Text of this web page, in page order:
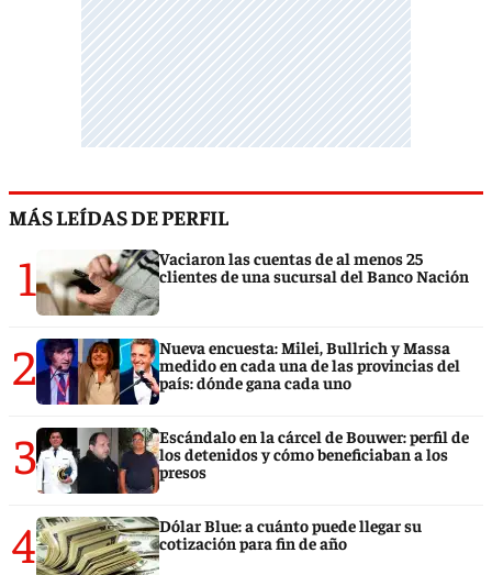
MÁS LEÍDAS DE PERFIL
1
Vaciaron las cuentas de al menos 25
clientes de una sucursal del Banco Nación
2
Nueva encuesta: Milei, Bullrich y Massa
medido en cada una de las provincias del
país: dónde gana cada uno
3
Escándalo en la cárcel de Bouwer: perfil de
los detenidos y cómo beneficiaban a los
presos
4
Dólar Blue: a cuánto puede llegar su
cotización para fin de año